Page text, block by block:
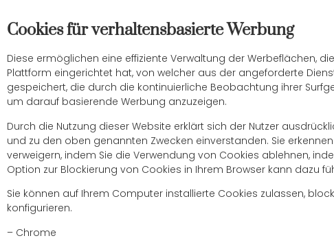
Cookies für verhaltensbasierte Werbung
Diese ermöglichen eine effiziente Verwaltung der Werbeflächen,
Plattform eingerichtet hat, von welcher aus der angeforderte
gespeichert, die durch die kontinuierliche Beobachtung ihrer
um darauf basierende Werbung anzuzeigen.
Durch die Nutzung dieser Website erklärt sich der Nutzer
und zu den oben genannten Zwecken einverstanden. Sie
verweigern, indem Sie die Verwendung von Cookies ablehnen,
Option zur Blockierung von Cookies in Ihrem Browser kann dazu
Sie können auf Ihrem Computer installierte Cookies zulassen,
konfigurieren.
– Chrome